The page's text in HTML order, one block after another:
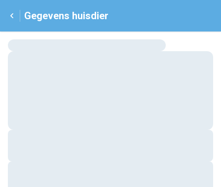
Gegevens huisdier